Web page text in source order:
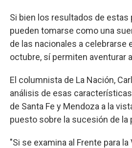
Si bien los resultados de estas
pueden tomarse como una
de las nacionales a celebrarse
octubre, sí permiten aventurar
El columnista de La Nación,
análisis de esas
de Santa Fe y Mendoza a la
puesto sobre la sucesión de la
"Si se examina al Frente para la